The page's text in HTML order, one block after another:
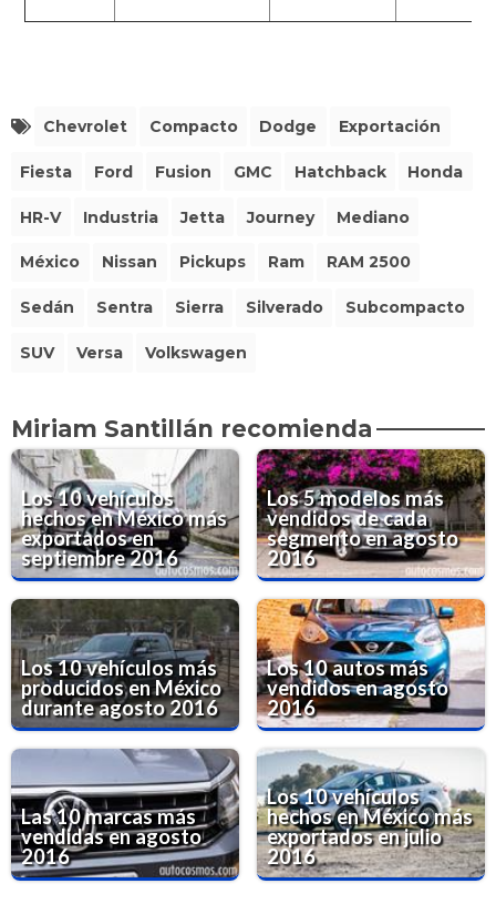
Chevrolet Compacto Dodge Exportación
Fiesta Ford Fusion GMC Hatchback Honda
HR-V Industria Jetta Journey Mediano
México Nissan Pickups Ram RAM 2500
Sedán Sentra Sierra Silverado Subcompacto
SUV Versa Volkswagen
Miriam Santillán recomienda
Los 10 vehículos
hechos en México más
exportados en
septiembre 2016
Los 5 modelos más
vendidos de cada
segmento en agosto
2016
Los 10 vehículos más
producidos en México
durante agosto 2016
Los 10 autos más
vendidos en agosto
2016
Las 10 marcas más
vendidas en agosto
2016
Los 10 vehículos
hechos en México más
exportados en julio
2016